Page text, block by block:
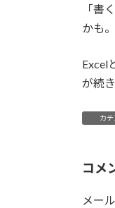
「書
かも。
Excel
が続き
カ
コメ
メー